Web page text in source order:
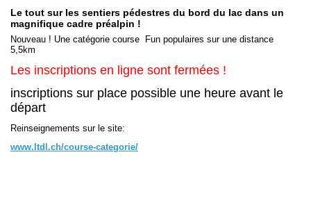
Ouverture de session
Nom d'utilisateur:
Créer un nouveau compte
Demander un nouveau mot de passe
Le tout sur les sentiers pédestres du bord du lac dans un
magnifique cadre préalpin !
Nouveau ! Une catégorie course Fun populaires sur une distance
5,5km
Les inscriptions en ligne sont fermées !
inscriptions sur place possible une heure avant le
départ
Reinseignements sur le site:
www.ltdl.ch/course-categorie/